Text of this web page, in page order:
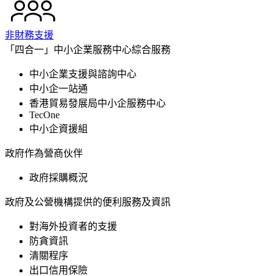
非財務支援
「四合一」中小企業服務中心綜合服務
中小企業支援與諮詢中心
中小企一站通
香港貿易發展局中小企服務中心
TecOne
中小企資援組
政府作為營商伙伴
政府採購概況
政府及公營機構提供的便利服務及資訊
對海外投資者的支援
防貪資訊
清關程序
出口信用保險